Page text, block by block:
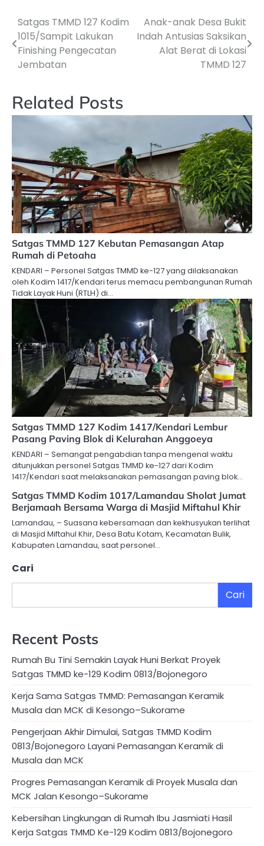
Navigasi
pos
Satgas TMMD 127 Kodim
1015/Sampit Lakukan
Finishing Pengecatan
Jembatan
Anak-anak Desa Bukit
Indah Antusias Saksikan
Alat Berat di Lokasi
TMMD 127
Related Posts
Satgas TMMD 127 Kebutan Pemasangan Atap
Rumah di Petoaha
KENDARI – Personel Satgas TMMD ke-127 yang dilaksanakan
oleh Kodim 1417/Kendari terus memacu pembangunan Rumah
Tidak Layak Huni (RTLH) di…
Satgas TMMD 127 Kodim 1417/Kendari Lembur
Pasang Paving Blok di Kelurahan Anggoeya
KENDARI – Semangat pengabdian tanpa mengenal waktu
ditunjukkan personel Satgas TMMD ke-127 dari Kodim
1417/Kendari saat melaksanakan pemasangan paving blok…
Satgas TMMD Kodim 1017/Lamandau Sholat Jumat
Berjamaah Bersama Warga di Masjid Miftahul Khir
Lamandau, – Suasana kebersamaan dan kekhusyukan terlihat
di Masjid Miftahul Khir, Desa Batu Kotam, Kecamatan Bulik,
Kabupaten Lamandau, saat personel…
Cari
Cari
Recent Posts
Rumah Bu Tini Semakin Layak Huni Berkat Proyek
Satgas TMMD ke-129 Kodim 0813/Bojonegoro
Kerja Sama Satgas TMMD: Pemasangan Keramik
Musala dan MCK di Kesongo–Sukorame
Pengerjaan Akhir Dimulai, Satgas TMMD Kodim
0813/Bojonegoro Layani Pemasangan Keramik di
Musala dan MCK
Progres Pemasangan Keramik di Proyek Musala dan
MCK Jalan Kesongo–Sukorame
Kebersihan Lingkungan di Rumah Ibu Jasmiati Hasil
Kerja Satgas TMMD Ke-129 Kodim 0813/Bojonegoro